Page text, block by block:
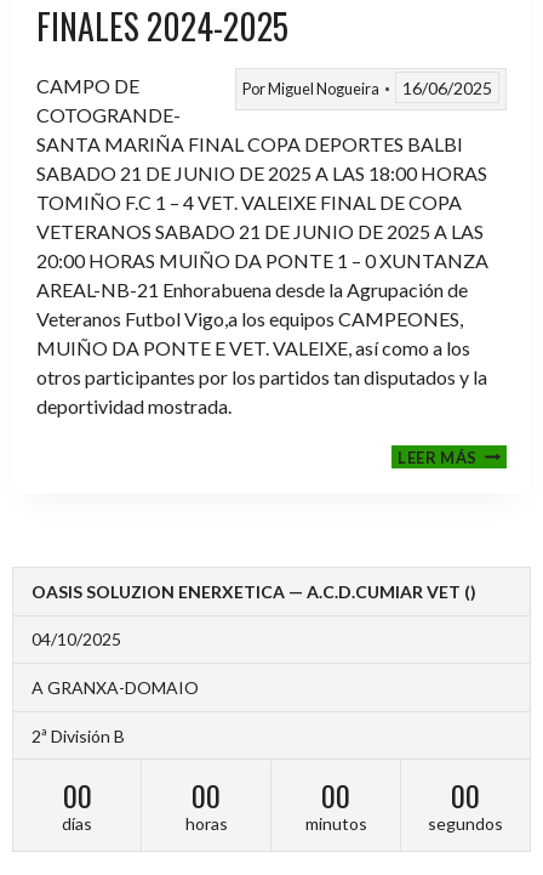
FINALES 2024-2025
PorMiguel Nogueira 16/06/2025
CAMPO DE
COTOGRANDE-
SANTA MARIÑA FINAL COPA DEPORTES BALBI
SABADO 21 DE JUNIO DE 2025 A LAS 18:00 HORAS
TOMIÑO F.C 1 – 4 VET. VALEIXE FINAL DE COPA
VETERANOS SABADO 21 DE JUNIO DE 2025 A LAS
20:00 HORAS MUIÑO DA PONTE 1 – 0 XUNTANZA
AREAL-NB-21 Enhorabuena desde la Agrupación de
Veteranos Futbol Vigo,a los equipos CAMPEONES,
MUIÑO DA PONTE E VET. VALEIXE, así como a los
otros participantes por los partidos tan disputados y la
deportividad mostrada.
LEER MÁS
2024-
OASIS SOLUZION ENERXETICA — A.C.D.CUMIAR VET ()
04/10/2025
A GRANXA-DOMAIO
2ª División B
00
días
00
horas
00
minutos
00
segundos